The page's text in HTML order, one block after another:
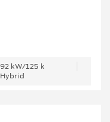
92 kW/125 k
Hybrid